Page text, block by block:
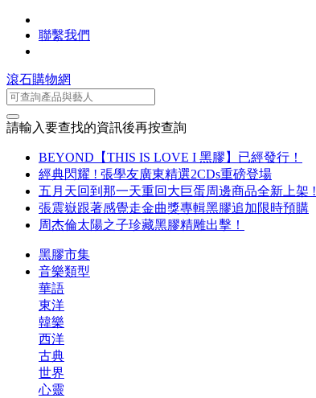
聯繫我們
滾石購物網
請輸入要查找的資訊後再按查詢
BEYOND【THIS IS LOVE I 黑膠】已經發行！
經典閃耀 ! 張學友廣東精選2CDs重磅登場
五月天回到那一天重回大巨蛋周邊商品全新上架 !
張震嶽跟著感覺走金曲獎專輯黑膠追加限時預購
周杰倫太陽之子珍藏黑膠精雕出擊！
黑膠市集
音樂類型
華語
東洋
韓樂
西洋
古典
世界
心靈